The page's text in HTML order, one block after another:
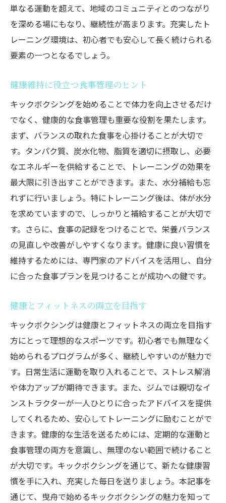
単なる運動を超えて、地域のコミュニティとのつながり
を深める場にもなり、継続性が高まります。充実したト
レーニング環境は、初心者でも安心して長く続けられる
要素の一つとなるでしょう。
健康維持に役立つ食事管理のヒント
キックボクシングを始めることで体力を向上させるだけ
でなく、健康的な食事管理も重要な役割を果たします。
まず、バランスの取れた食事を心掛けることが大切で
す。タンパク質、炭水化物、脂質を適切に摂取し、必要
なエネルギーを供給することで、トレーニングの効果を
最大限に引き出すことができます。また、水分補給も忘
れずに行いましょう。特にトレーニング後は、体が水分
を求めていますので、しっかりと補給することが大切で
す。さらに、食事の記録をつけることで、栄養バランス
の見直しや改善がしやすくなります。健康に良い習慣を
維持するためには、専門家のアドバイスを活用し、自分
に合った食事プランを見つけることが成功への鍵です。
健康とフィットネスの両立を目指す
キックボクシングは健康とフィットネスの両立を目指す
方にとって理想的なスポーツです。初心者でも無理なく
始められるプログラムが多く、継続しやすいのが魅力で
す。日常生活に運動を取り入れることで、ストレス解消
や体力アップが期待できます。また、ジムでは親切なイ
ンストラクターが一人ひとりに合ったアドバイスを提供
してくれるため、安心してトレーニングに励むことがで
きます。健康的な生活を送るためには、定期的な運動と
食事管理の両方を意識し、無理のない範囲で続けること
が大切です。キックボクシングを通じて、新たな健康習
慣を手に入れ、充実した毎日を送りましょう。本記事を
通じて、曳舟で始めるキックボクシングの魅力を知って